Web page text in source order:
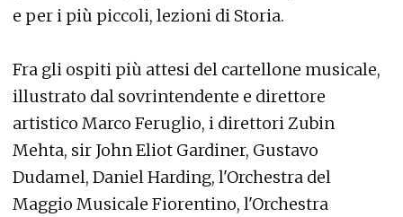
e per i più piccoli, lezioni di Storia.
Fra gli ospiti più attesi del cartellone musicale,
illustrato dal sovrintendente e direttore
artistico Marco Feruglio, i direttori Zubin
Mehta, sir John Eliot Gardiner, Gustavo
Dudamel, Daniel Harding, l'Orchestra del
Maggio Musicale Fiorentino, l'Orchestra